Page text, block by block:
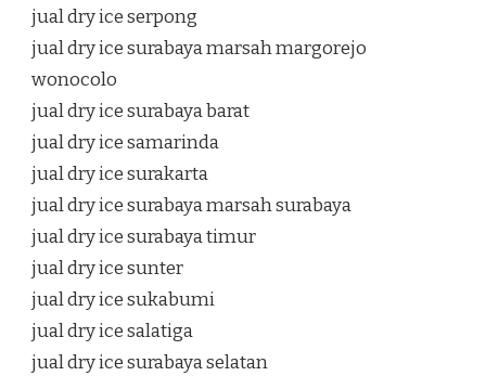
jual dry ice serpong
jual dry ice surabaya marsah margorejo
wonocolo
jual dry ice surabaya barat
jual dry ice samarinda
jual dry ice surakarta
jual dry ice surabaya marsah surabaya
jual dry ice surabaya timur
jual dry ice sunter
jual dry ice sukabumi
jual dry ice salatiga
jual dry ice surabaya selatan